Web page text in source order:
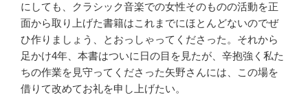
にしても、クラシック音楽での女性そのものの活動を正
面から取り上げた書籍はこれまでにほとんどないのでぜ
ひ作りましょう、とおっしゃってくださった。それから
足かけ4年、本書はついに日の目を見たが、辛抱強く私た
ちの作業を見守ってくださった矢野さんには、この場を
借りて改めてお礼を申し上げたい。